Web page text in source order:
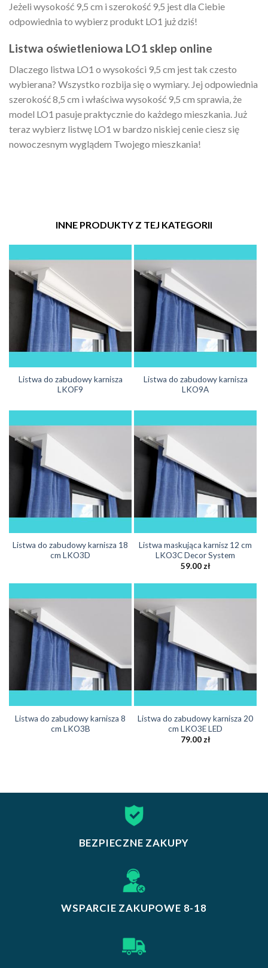
Jeżeli wysokość 9,5 cm i szerokość 9,5 jest dla Ciebie
odpowiednia to wybierz produkt LO1 już dziś!
Listwa oświetleniowa LO1 sklep online
Dlaczego listwa LO1 o wysokości 9,5 cm jest tak czesto
wybierana? Wszystko rozbija się o wymiary. Jej odpowiednia
szerokość 8,5 cm i właściwa wysokość 9,5 cm sprawia, że
model LO1 pasuje praktycznie do każdego mieszkania. Już
teraz wybierz listwę LO1 w bardzo niskiej cenie ciesz się
nowoczesnym wyglądem Twojego mieszkania!
INNE PRODUKTY Z TEJ KATEGORII
Listwa do zabudowy karnisza
LKOF9
Listwa do zabudowy karnisza
LKO9A
Listwa do zabudowy karnisza 18
cm LKO3D
Listwa maskująca karnisz 12 cm
LKO3C Decor System
59.00zł
Listwa do zabudowy karnisza 8
cm LKO3B
Listwa do zabudowy karnisza 20
cm LKO3E LED
79.00 zł
BEZPIECZNE ZAKUPY
WSPARCIE ZAKUPOWE 8-18